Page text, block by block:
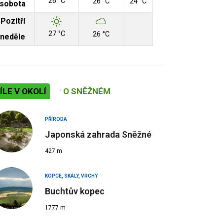
sobota
Pozítří
neděle
27 °C 26 °C
V OKOLÍ O SNĚŽNÉM
PŘÍRODA
Japonská zahrada Sněžné
427 m
KOPCE, SKÁLY, VRCHY
Buchtův kopec
1777 m